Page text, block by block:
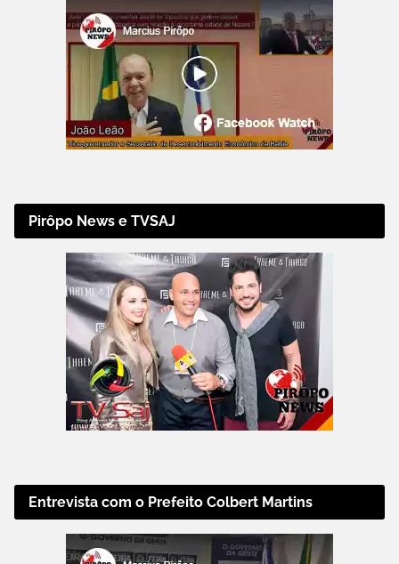
Pirôpo News e TVSAJ
Entrevista com o Prefeito Colbert Martins